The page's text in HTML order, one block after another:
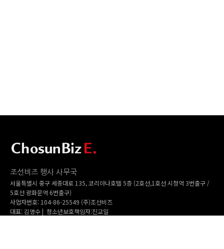
조선비즈 행사 사무국
서울특별시 중구 세종대로 135, 코리아나호텔 5층 (2호선,1호선 시청역 3번출구 /
5호선 광화문역 6번출구)
사업자번호: 104-86-25549 (주)조선비즈
대표: 김영수 | 청소년보호책임자:진교일